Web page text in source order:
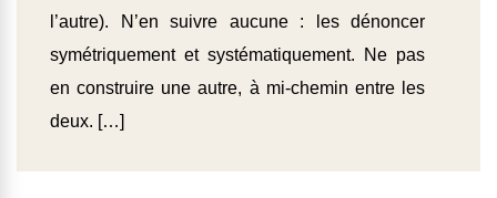
l’autre). N’en suivre aucune : les dénoncer
symétriquement et systématiquement. Ne pas
en construire une autre, à mi-chemin entre les
deux. […]